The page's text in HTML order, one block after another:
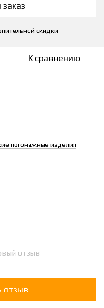
скидки
К сравнению
погонажные изделия
отзыв
отзыв